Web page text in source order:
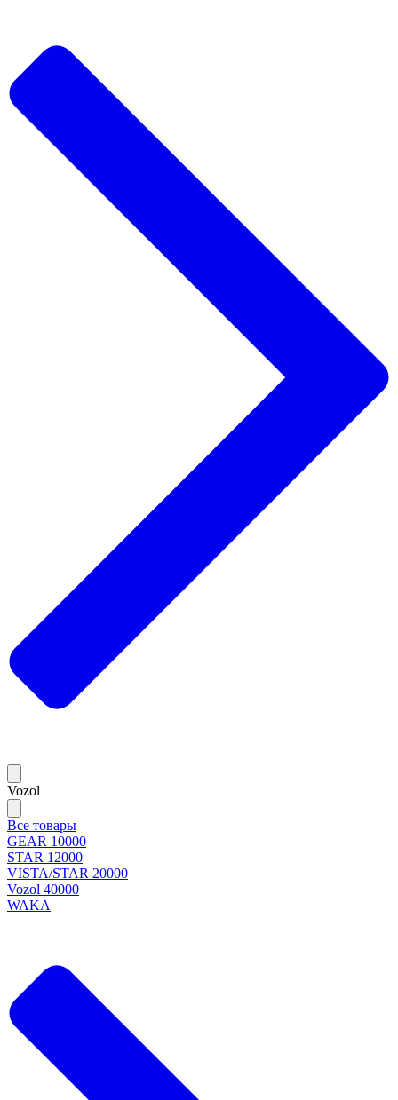
Vozol
Все товары
GEAR 10000
STAR 12000
VISTA/STAR 20000
Vozol 40000
WAKA